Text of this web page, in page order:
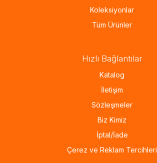
Koleksiyonlar
Tüm Ürünler
Hızlı Bağlantılar
Katalog
İletişim
Sözleşmeler
Biz Kimiz
İptal/İade
Çerez ve Reklam Tercihleri